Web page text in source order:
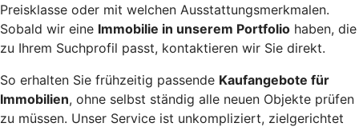
Preisklasse oder mit welchen Ausstattungsmerkmalen.
Sobald wir eine Immobilie in unserem Portfolio haben, die
zu Ihrem Suchprofil passt, kontaktieren wir Sie direkt.
So erhalten Sie frühzeitig passende Kaufangebote für
Immobilien, ohne selbst ständig alle neuen Objekte prüfen
zu müssen. Unser Service ist unkompliziert, zielgerichtet